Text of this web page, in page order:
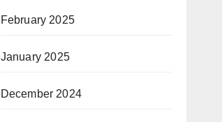
February 2025
January 2025
December 2024